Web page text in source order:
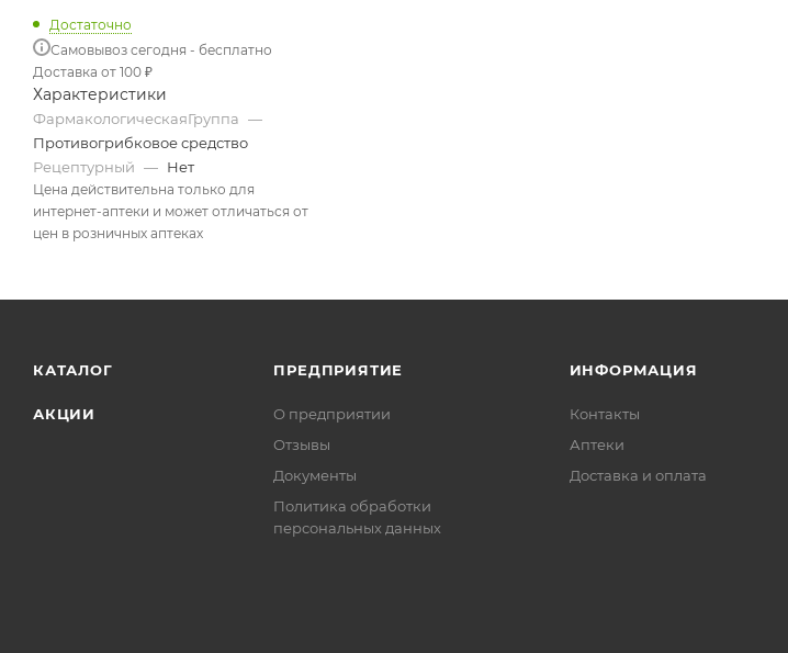
Достаточно
Самовывоз сегодня - бесплатно
Доставка от 100 ₽
Характеристики
ФармакологическаяГруппа —
Противогрибковое средство
Рецептурный — Нет
Цена действительна только для
интернет-аптеки и может отличаться от
цен в розничных аптеках
КАТАЛОГ
АКЦИИ
ПРЕДПРИЯТИЕ
О предприятии
Отзывы
Документы
Политика обработки
персональных данных
ИНФОРМАЦИЯ
Контакты
Аптеки
Доставка и оплата